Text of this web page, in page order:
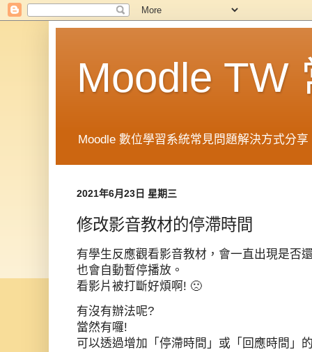
Moodle TW
Moodle 數位學習系統常見問題解決方式分享
2021年6月23日 星期三
修改影音教材的停滯時間
有學生反應觀看影音教材，會一直出現是否
也會自動暫停播放。
看影片被打斷好煩啊! 🙁
有沒有辦法呢?
當然有囉!
可以透過增加「停滯時間」或「回應時間」